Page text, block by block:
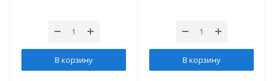
В корзину В корзину